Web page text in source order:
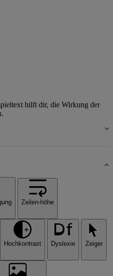
hilft dir, die Wirkung der
Zeilen-höhe
Hochkontrast Dyslexie Zeiger